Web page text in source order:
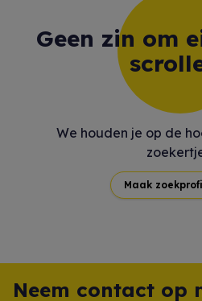
Geen zin om
We houden je op de
Maak
Neem contact op